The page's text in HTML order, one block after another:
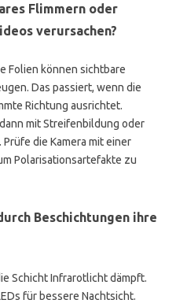
Flimmern oder
verursachen?
Folien können sichtbare
Das passiert, wenn die
Richtung ausrichtet.
mit Streifenbildung oder
die Kamera mit einer
Polarisationsartefakte zu
Beschichtungen ihre
Schicht Infrarotlicht dämpft.
für bessere Nachtsicht.